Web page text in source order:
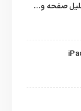
نسخه مک گوگل Gemini با قابلیت تحلیل صفحه و دستورات صوتی در به‌روزرسانی جدید